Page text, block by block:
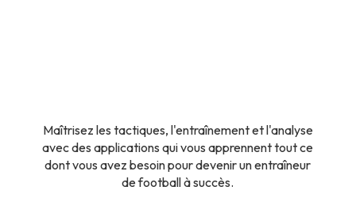
Maîtrisez les tactiques, l'entraînement et l'analyse
avec des applications qui vous apprennent tout ce
dont vous avez besoin pour devenir un entraîneur
de football à succès.